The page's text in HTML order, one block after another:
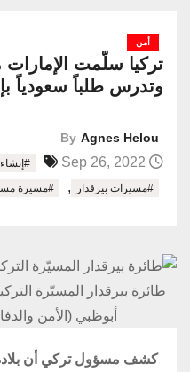
أمن
تركيا سلّمت
وتدرس طلباً سعودياً
By Agnes Helou
#مسيرات بيرقدار , #مسيرة
أبوظبي (الأمن
كشف مسؤول تركي أن بلاده